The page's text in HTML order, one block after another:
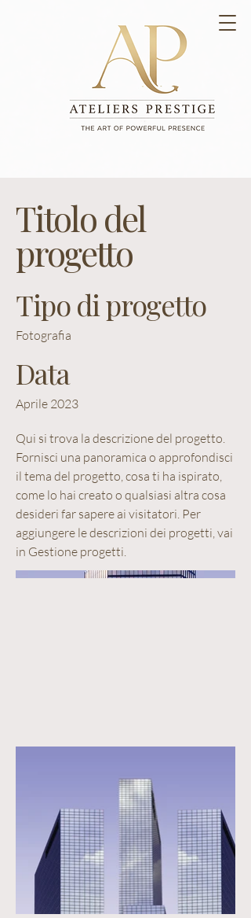
Titolo del
progetto
Tipo di progetto
Fotografia
Data
Aprile 2023
Qui si trova la descrizione del progetto.
Fornisci una panoramica o approfondisci
il tema del progetto, cosa ti ha ispirato,
come lo hai creato o qualsiasi altra cosa
desideri far sapere ai visitatori. Per
aggiungere le descrizioni dei progetti, vai
in Gestione progetti.